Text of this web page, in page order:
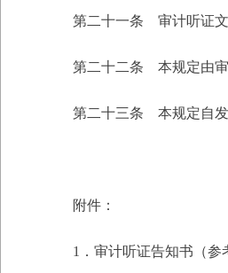
第二十一条 审计听证文
第二十二条 本规定由审
第二十三条 本规定自发
附件：
1．审计听证告知书（参